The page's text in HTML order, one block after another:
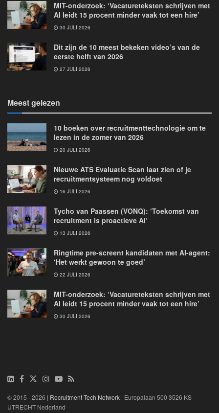
MIT-onderzoek: ‘Vacatureteksten schrijven met
AI leidt 15 procent minder vaak tot een hire’
30 JULI 2026
Dit zijn de 10 meest bekeken video’s van de
eerste helft van 2026
27 JULI 2026
Meest gelezen
10 boeken over recruitmenttechnologie om te
lezen in de zomer van 2026
20 JULI 2026
Nieuwe ATS Evaluatie Scan laat zien of je
recruitmentsysteem nog voldoet
16 JULI 2026
Tycho van Paassen (VONQ): ‘Toekomst van
recruitment is proactieve AI’
13 JULI 2026
Ringtime pre-screent kandidaten met AI-agent:
‘Het werkt gewoon te goed’
22 JULI 2026
MIT-onderzoek: ‘Vacatureteksten schrijven met
AI leidt 15 procent minder vaak tot een hire’
30 JULI 2026
© 2015 - 2026 | Recruitment Tech Network | Europalaan 500 3526 KS
UTRECHT Nederland